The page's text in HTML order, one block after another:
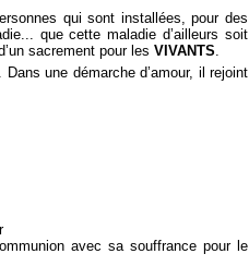
qui sont installées, pour des
que cette maladie d’ailleurs soit
sacrement pour les VIVANTS
une démarche d’amour, il rejoint
avec sa souffrance pour le